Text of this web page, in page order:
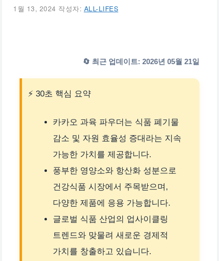
1월 13, 2024 작성자: ALL-LIFES
🔄 최근 업데이트: 2026년 05월 21일
⚡ 30초 핵심 요약
카카오 과육 파우더는 식품 폐기물
감소 및 자원 효율성 증대라는 지속
가능한 가치를 제공합니다.
풍부한 영양소와 항산화 성분으로
건강식품 시장에서 주목받으며,
다양한 제품에 응용 가능합니다.
글로벌 식품 산업의 업사이클링
트렌드와 맞물려 새로운 경제적
가치를 창출하고 있습니다.